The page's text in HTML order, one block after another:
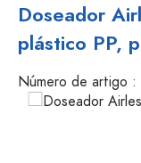
Doseador
plástico PP,
Número de artigo :